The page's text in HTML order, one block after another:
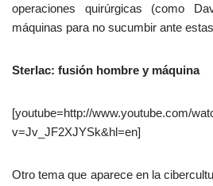
operaciones quirúrgicas (como
máquinas para no sucumbir ante
Sterlac: fusión hombre y máquina
[youtube=http://www.youtube.com/
v=Jv_JF2XJYSk&hl=en]
Otro tema que aparece en la